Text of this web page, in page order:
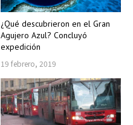
¿Qué descubrieron en el Gran
Agujero Azul? Concluyó
expedición
19 febrero, 2019